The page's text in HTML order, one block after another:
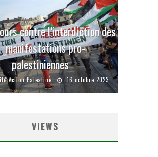
contre l’interdiction des
manifestations pro-
palestiniennes
Action Palestine 16 octobre 2023
VIEWS